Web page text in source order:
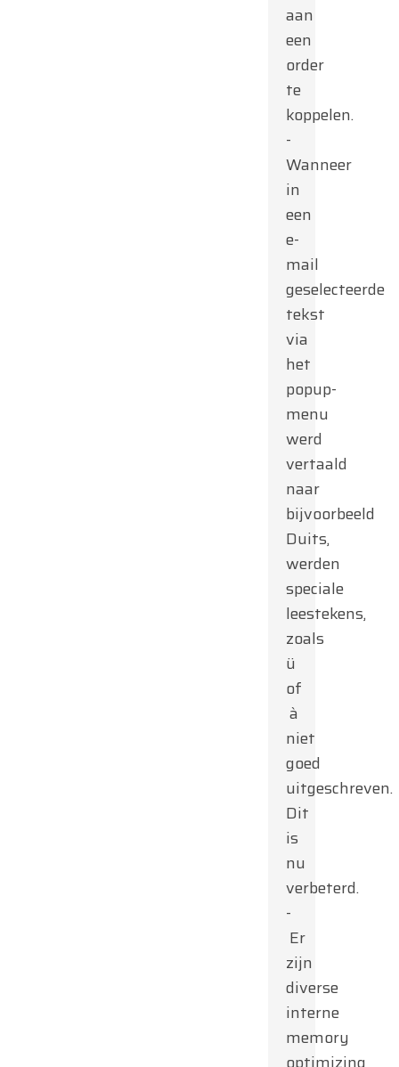
aan
een
order
te
koppelen.
-
Wanneer
in
een
e-
mail
geselecteerde
tekst
via
het
popup-
menu
werd
vertaald
naar
bijvoorbeeld
Duits,
werden
speciale
leestekens,
zoals
ü
of
à
niet
goed
uitgeschreven.
Dit
is
nu
verbeterd.
-
Er
zijn
diverse
interne
memory